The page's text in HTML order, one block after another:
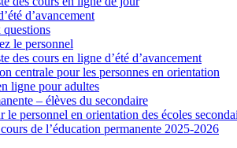
d’avancement
le personnel
des cours en ligne d’été d’avancement
centrale pour les personnes en orientation
ligne pour adultes
– élèves du secondaire
le personnel en orientation des écoles
de l’éducation permanente 2025-2026